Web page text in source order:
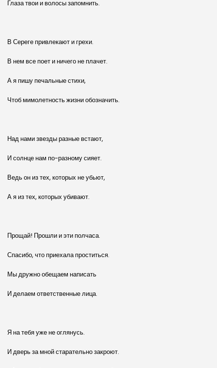
Глаза твои и волосы запомнить.
В Сереге привлекают и грехи.
В нем все поет и ничего не плачет.
А я пишу печальные стихи,
Чтоб мимолетность жизни обозначить.
Над нами звезды разные встают,
И солнце нам по-разному сияет.
Ведь он из тех, которых не убьют,
А я из тех, которых убивают.
Прощай! Прошли и эти полчаса.
Спасибо, что приехала проститься.
Мы дружно обещаем написать
И делаем ответственные лица.
Я на тебя уже не оглянусь.
И дверь за мной старательно закроют.